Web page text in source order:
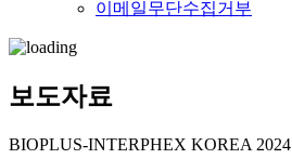
이메일무단수집거부
보도자료
BIOPLUS-INTERPHEX KOREA 2024